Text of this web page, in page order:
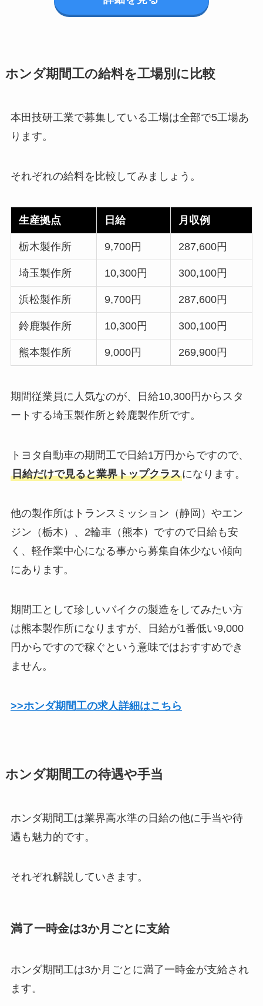
ホンダ期間工の給料を工場別に比較
本田技研工業で募集している工場は全部で5工場あ
ります。
それぞれの給料を比較してみましょう。
生産拠点 日給 月収例
栃木製作所 9,700円 287,600円
埼玉製作所 10,300円 300,100円
浜松製作所 9,700円 287,600円
鈴鹿製作所 10,300円 300,100円
熊本製作所 9,000円 269,900円
期間従業員に人気なのが、日給10,300円からスタ
ートする埼玉製作所と鈴鹿製作所です。
トヨタ自動車の期間工で日給1万円からですので、
日給だけで見ると業界トップクラスになります。
他の製作所はトランスミッション（静岡）やエン
ジン（栃木）、2輪車（熊本）ですので日給も安
く、軽作業中心になる事から募集自体少ない傾向
にあります。
期間工として珍しいバイクの製造をしてみたい方
は熊本製作所になりますが、日給が1番低い9,000
円からですので稼ぐという意味ではおすすめでき
ません。
>>ホンダ期間工の求人詳細はこちら
ホンダ期間工の待遇や手当
ホンダ期間工は業界高水準の日給の他に手当や待
遇も魅力的です。
それぞれ解説していきます。
満了一時金は3か月ごとに支給
ホンダ期間工は3か月ごとに満了一時金が支給され
ます。